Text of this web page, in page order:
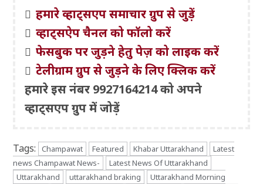
हमारे व्हाट्सएप समाचार ग्रुप से जुड़ें
व्हाट्सऐप चैनल को फॉलो करें
फेसबुक पर जुड़ने हेतु पेज़ को लाइक करें
टेलीग्राम ग्रुप से जुड़ने के लिए क्लिक करें
हमारे इस नंबर 9927164214 को अपने
व्हाट्सएप ग्रुप में जोड़ें
Tags: Champawat Featured Khabar Uttarakhand
Latest
news Champawat News-
Latest News Of Uttarakhand
Uttarakhand
uttarakhand braking
Uttarakhand Morning